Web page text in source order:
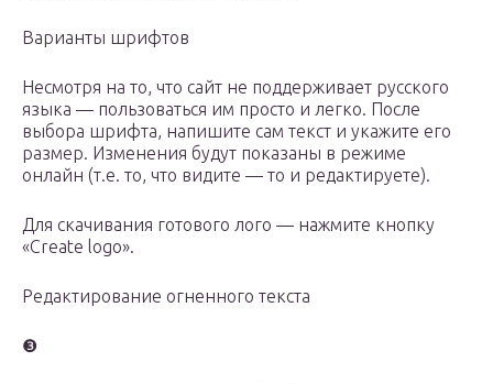
Варианты шрифтов
Несмотря на то, что сайт не поддерживает русского
языка — пользоваться им просто и легко. После
выбора шрифта, напишите сам текст и укажите его
размер. Изменения будут показаны в режиме
онлайн (т.е. то, что видите — то и редактируете).
Для скачивания готового лого — нажмите кнопку
«Create logo».
Редактирование огненного текста
❸